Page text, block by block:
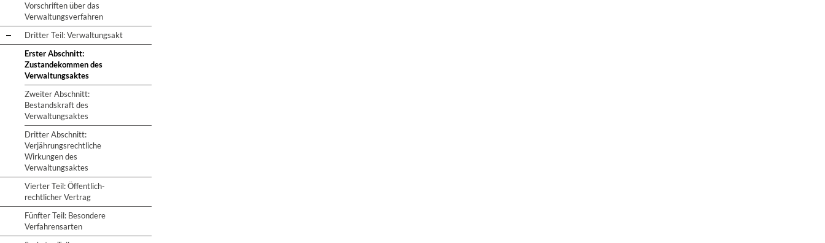
Vorschriften über das
Verwaltungsverfahren
Dritter Teil: Verwaltungsakt
Erster Abschnitt:
Zustandekommen des
Verwaltungsaktes
Zweiter Abschnitt:
Bestandskraft des
Verwaltungsaktes
Dritter Abschnitt:
Verjährungsrechtliche
Wirkungen des
Verwaltungsaktes
Vierter Teil: Öffentlich-
rechtlicher Vertrag
Fünfter Teil: Besondere
Verfahrensarten